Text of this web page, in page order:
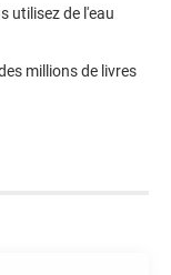
utilisez de l'eau
millions de livres